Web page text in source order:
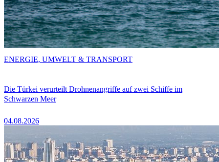
Die Türkei verurteilt Drohnenangriffe auf zwei Schiffe im
Schwarzen Meer
04.08.2026
ENERGIE, UMWELT & TRANSPORT